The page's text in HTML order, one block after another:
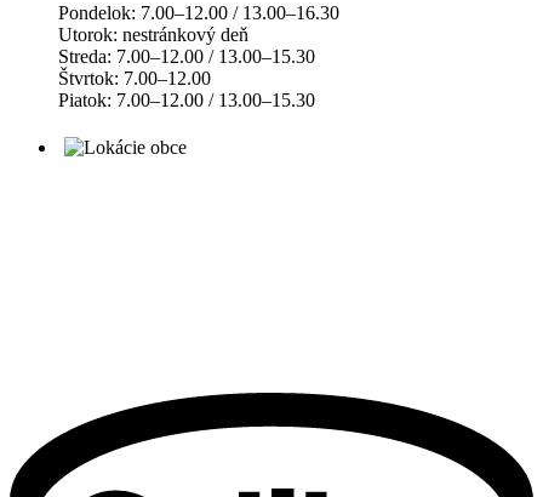
Pondelok: 7.00–12.00 / 13.00–16.30
Utorok: nestránkový deň
Streda: 7.00–12.00 / 13.00–15.30
Štvrtok: 7.00–12.00
Piatok: 7.00–12.00 / 13.00–15.30